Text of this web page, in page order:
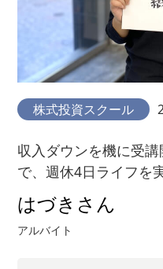
株式投資スクール
収入ダウンを機に受
で、週休4日ライフを
はづきさん
アルバイト